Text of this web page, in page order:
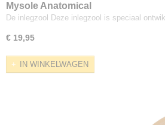
Mysole Anatomical
De inlegzool Deze inlegzool is speciaal
€ 19,95
IN WINKELWAGEN